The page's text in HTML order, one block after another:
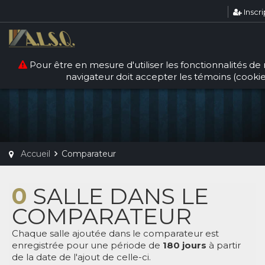
Pour être en mesure d'utiliser les fonctionnalités de
navigateur doit accepter les témoins
COMPARATEUR
Accueil Comparateur
0 SALLE DANS LE
COMPARATEUR
Chaque salle ajoutée dans le comparateur est
enregistrée pour une période de 180 jours à partir
de la date de l'ajout de celle-ci.